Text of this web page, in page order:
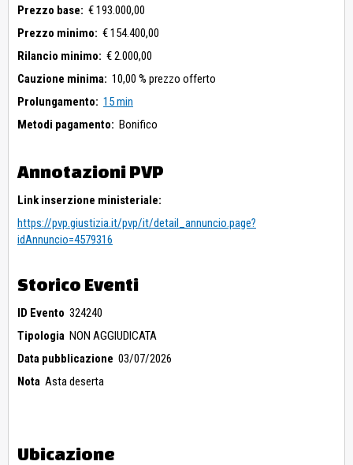
Prezzo base: € 193.000,00
Prezzo minimo: € 154.400,00
Rilancio minimo: € 2.000,00
Cauzione minima: 10,00 % prezzo offerto
Prolungamento: 15 min
Metodi pagamento: Bonifico
Annotazioni PVP
Link inserzione ministeriale:
https://pvp.giustizia.it/pvp/it/detail_annuncio.page?
idAnnuncio=4579316
Storico Eventi
ID Evento 324240
Tipologia NON AGGIUDICATA
Data pubblicazione 03/07/2026
Nota Asta deserta
Ubicazione